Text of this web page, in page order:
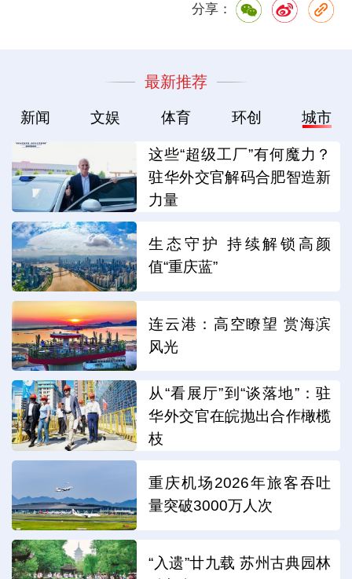
分享：
最新推荐
新闻 文娱 体育 环创 城市
这些“超级工厂”有何魔力？
驻华外交官解码合肥智造新
力量
生态守护 持续解锁高颜
值“重庆蓝”
连云港：高空瞭望 赏海滨
风光
从“看展厅”到“谈落地”：驻
华外交官在皖抛出合作橄榄
枝
重庆机场2026年旅客吞吐
量突破3000万人次
“入遗”廿九载 苏州古典园林